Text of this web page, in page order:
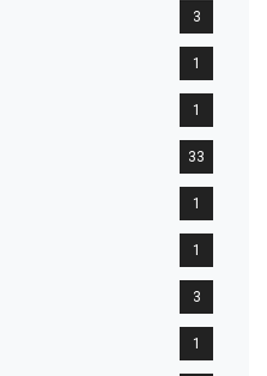
3
1
1
33
1
1
3
1